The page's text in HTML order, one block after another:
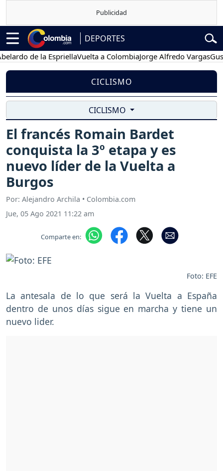
DEPORTES
de la EspriellaVuelta a ColombiaJorge Alfredo VargasGustavo
CICLISMO
CICLISMO
El francés Romain Bardet
conquista la 3º etapa y es
nuevo líder de la Vuelta a
Burgos
Por: Alejandro Archila • Colombia.com
Jue, 05 Ago 2021 11:22 am
Comparte en:
Foto: EFE
La antesala de lo que será la Vuelta a España
dentro de unos días sigue en marcha y tiene un
nuevo lider.